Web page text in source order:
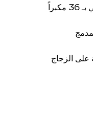
نظام AKG Studio الصوتي بـ 36 مكبراً
الزجاج